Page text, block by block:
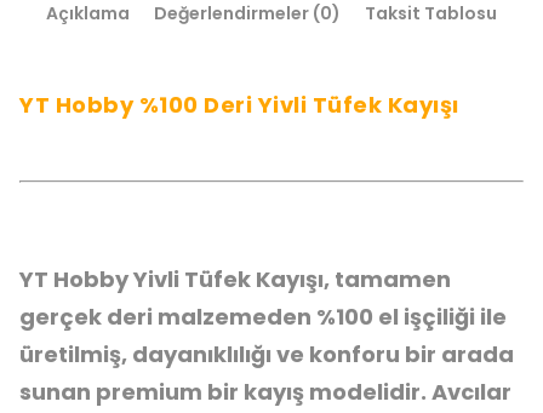
Açıklama Değerlendirmeler (0) Taksit Tablosu
YT Hobby %100 Deri Yivli Tüfek Kayışı
YT Hobby Yivli Tüfek Kayışı, tamamen
gerçek deri malzemeden %100 el işçiliği ile
üretilmiş, dayanıklılığı ve konforu bir arada
sunan premium bir kayış modelidir. Avcılar